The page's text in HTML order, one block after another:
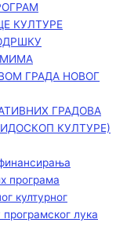
КУЛТУРЕ
ГРАДА НОВОГ
ГРАДОВА
КУЛТУРЕ)
програма
културног
лука